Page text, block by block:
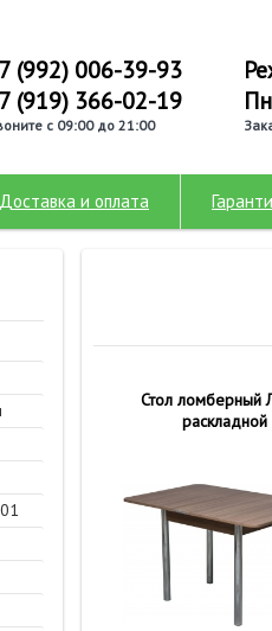
(992) 006-39-93
(919) 366-02-19
с 09:00 до 21:00
Доставка и оплата
Стол ломберный
раскладной